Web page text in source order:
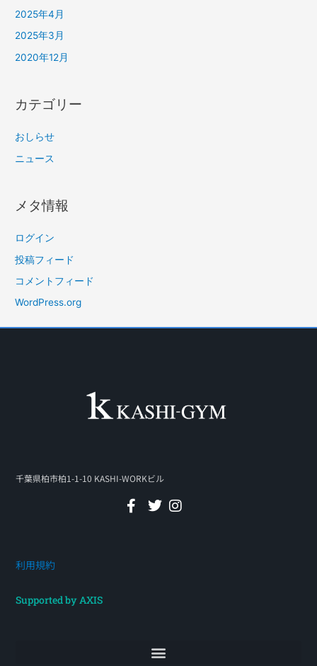
2025年4月
2025年3月
2020年12月
カテゴリー
おしらせ
ニュース
メタ情報
ログイン
投稿フィード
コメントフィード
WordPress.org
千葉県柏市柏1-1-10 KASHI-WORKビル
利用規約
Supported by AXIS